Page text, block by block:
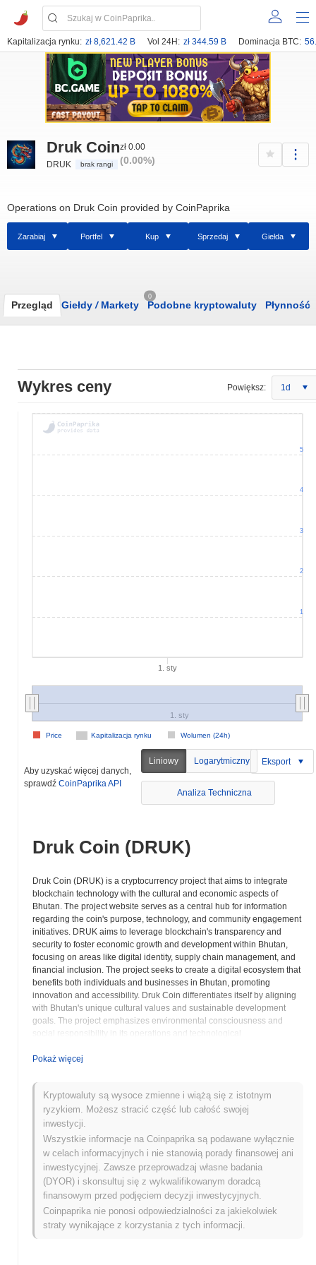
Kapitalizacja rynku: zł 8,621.42 B Vol 24H: zł 344.59 B Dominacja BTC:
Druk Coin
DRUK brak rangi
zł 0.00
(0.00%)
Operations on Druk Coin provided by CoinPaprika
Zarabiaj Portfel Kup Sprzedaj Giełda
Przegląd Giełdy /Markety
0
Podobne kryptowaluty Płynność
Wykres ceny Powiększ: 1d
1. sty
Kapitalizacja rynku Wolumen (24h)
Price
1. sty
1
2
3
4
5
Aby uzyskać więcej danych,
sprawdź CoinPaprika API
Liniowy Logarytmiczny Eksport
Analiza Techniczna
Druk Coin (DRUK)
Druk Coin (DRUK) is a cryptocurrency project that aims to integrate
blockchain technology with the cultural and economic aspects of
Bhutan. The project website serves as a central hub for information
regarding the coin's purpose, technology, and community engagement
initiatives. DRUK aims to leverage blockchain's transparency and
security to foster economic growth and development within Bhutan,
focusing on areas like digital identity, supply chain management, and
financial inclusion. The project seeks to create a digital ecosystem that
benefits both individuals and businesses in Bhutan, promoting
innovation and accessibility. Druk Coin differentiates itself by aligning
with Bhutan's unique cultural values and sustainable development
goals. The project emphasizes environmental consciousness and
social responsibility in its operations and technological
adoption within Bhutan and establish partnerships with local
whitepaper and other resources available on the website provide
detailed information on its technical specifications, roadmap, and
governance model. Potential investors and users are encouraged to
conduct thorough research to understand the project's goals and
assess its viability. Druk Coin represents an effort to harness the
potential of blockchain technology for the betterment of a specific
geographical region, highlighting the versatility and adaptability of
cryptocurrencies. The project's focus on sustainability and cultural
integration sets it apart from many other digital assets. DRUK aims to
create a secure and efficient digital infrastructure for Bhutan, promoting
economic empowerment and technological advancement. The
project's long-term vision involves establishing Druk Coin as a key
component of Bhutan's digital economy, fostering innovation and
Pokaż więcej
Kryptowaluty są wysoce zmienne i wiążą się z istotnym
ryzykiem. Możesz stracić część lub całość swojej
inwestycji.
Wszystkie informacje na Coinpaprika są podawane wyłącznie
w celach informacyjnych i nie stanowią porady finansowej ani
inwestycyjnej. Zawsze przeprowadzaj własne badania
(DYOR) i skonsultuj się z wykwalifikowanym doradcą
finansowym przed podjęciem decyzji inwestycyjnych.
Coinpaprika nie ponosi odpowiedzialności za jakiekolwiek
straty wynikające z korzystania z tych informacji.